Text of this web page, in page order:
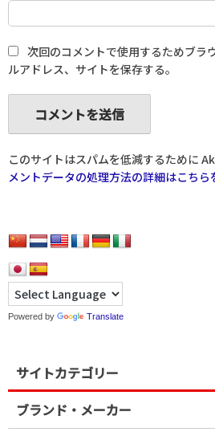
次回のコメントで使用するためブラ
ルアドレス、サイトを保存する。
このサイトはスパムを低減するために
メントデータの処理方法の詳細はこちら
Powered by Translate
サイトカテゴリー
ブランド・メーカー